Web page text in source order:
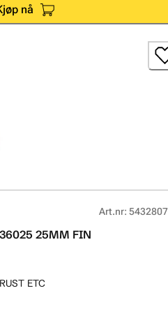
nå
Art.nr:
25MM FIN
ETC